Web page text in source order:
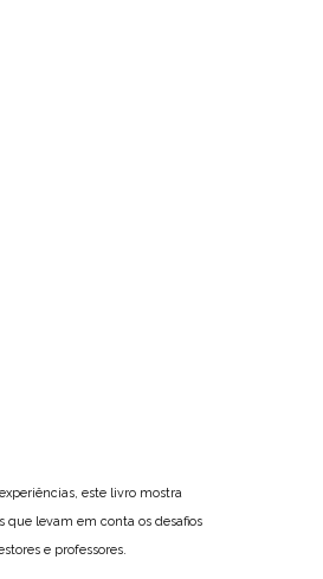
este livro mostra
que levam em conta os desafios
e professores.